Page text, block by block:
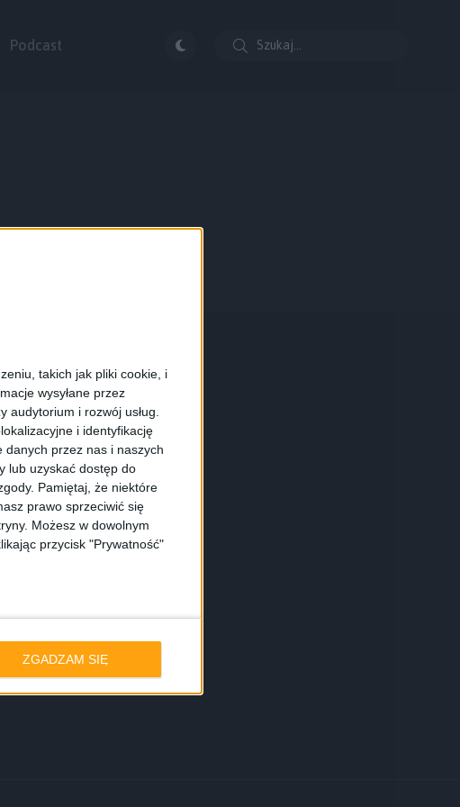
takich jak pliki cookie, i
wysyłane przez
i rozwój usług.
i identyfikację
przez nas i naszych
lub uzyskać dostęp do
Pamiętaj, że niektóre
prawo sprzeciwić się
Możesz w dowolnym
przycisk "Prywatność"
ZGADZAM SIĘ
Podcast